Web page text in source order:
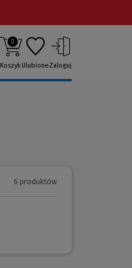
0
KoszykUlubioneZaloguj
6 produktów